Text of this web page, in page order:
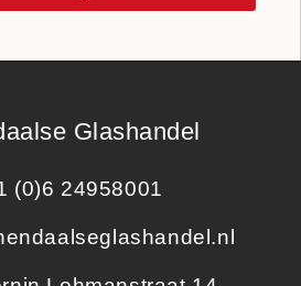
Glashandel
(0)6 24958001